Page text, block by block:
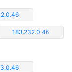
183.232.0.46